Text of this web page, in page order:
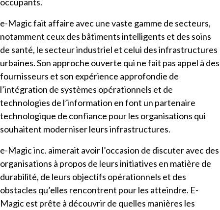
e-Magic fait affaire avec une vaste gamme de secteurs,
notamment ceux des bâtiments intelligents et des soins
de santé, le secteur industriel et celui des infrastructures
urbaines. Son approche ouverte qui ne fait pas appel à des
fournisseurs et son expérience approfondie de
l’intégration de systèmes opérationnels et de
technologies de l’information en font un partenaire
technologique de confiance pour les organisations qui
souhaitent moderniser leurs infrastructures.
e-Magic inc. aimerait avoir l’occasion de discuter avec des
organisations à propos de leurs initiatives en matière de
durabilité, de leurs objectifs opérationnels et des
obstacles qu’elles rencontrent pour les atteindre. E-
Magic est prête à découvrir de quelles manières les